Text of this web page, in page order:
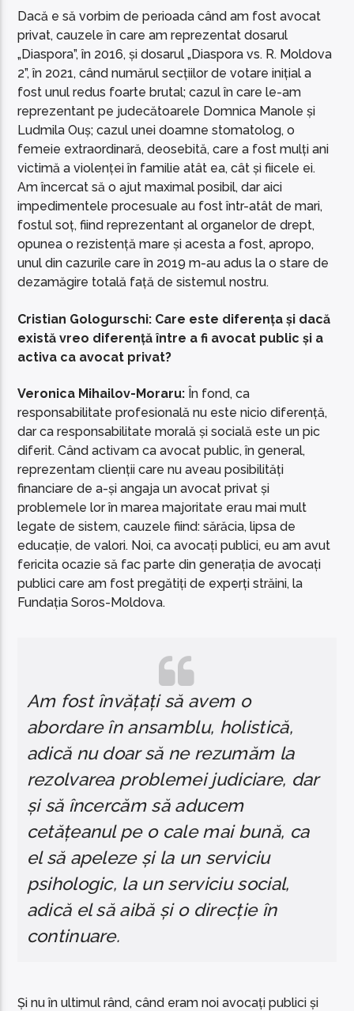
Dacă e să vorbim de perioada când am fost avocat
privat, cauzele în care am reprezentat dosarul
„Diaspora”, în 2016, și dosarul „Diaspora vs. R. Moldova
2”, în 2021, când numărul secțiilor de votare inițial a
fost unul redus foarte brutal; cazul în care le-am
reprezentant pe judecătoarele Domnica Manole și
Ludmila Ouș; cazul unei doamne stomatolog, o
femeie extraordinară, deosebită, care a fost mulți ani
victimă a violenței în familie atât ea, cât și fiicele ei.
Am încercat să o ajut maximal posibil, dar aici
impedimentele procesuale au fost într-atât de mari,
fostul soț, fiind reprezentant al organelor de drept,
opunea o rezistență mare și acesta a fost, apropo,
unul din cazurile care în 2019 m-au adus la o stare de
dezamăgire totală față de sistemul nostru.
Cristian Gologurschi: Care este diferența și dacă
există vreo diferență între a fi avocat public și a
activa ca avocat privat?
Veronica Mihailov-Moraru: În fond, ca
responsabilitate profesională nu este nicio diferență,
dar ca responsabilitate morală și socială este un pic
diferit. Când activam ca avocat public, în general,
reprezentam clienții care nu aveau posibilități
financiare de a-și angaja un avocat privat și
problemele lor în marea majoritate erau mai mult
legate de sistem, cauzele fiind: sărăcia, lipsa de
educație, de valori. Noi, ca avocați publici, eu am avut
fericita ocazie să fac parte din generația de avocați
publici care am fost pregătiți de experți străini, la
Fundația Soros-Moldova.
Am fost învățați să avem o
abordare în ansamblu, holistică,
adică nu doar să ne rezumăm la
rezolvarea problemei judiciare, dar
și să încercăm să aducem
cetățeanul pe o cale mai bună, ca
el să apeleze și la un serviciu
psihologic, la un serviciu social,
adică el să aibă și o direcție în
continuare.
Și nu în ultimul rând, când eram noi avocați publici și